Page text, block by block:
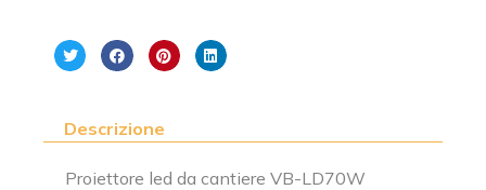
Descrizione
Proiettore led da cantiere VB-LD70W